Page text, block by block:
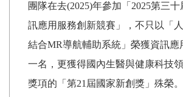
團隊在去(2025)年參加「2025第三
訊應用服務創新競賽」，不只以「
結合MR導航輔助系統」榮獲資訊應
一名，更獲得國內生醫與健康科技
獎項的「第21屆國家新創獎」殊榮